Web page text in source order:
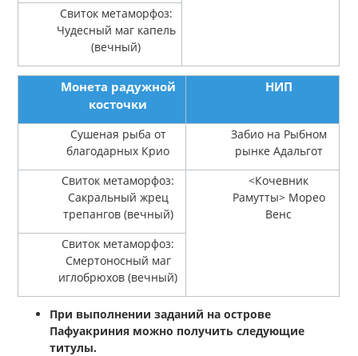
Свиток метаморфоз:
Чудесный маг капель
(вечный)
Монета радужной
косточки
НИП
Сушеная рыба от
благодарных Крио
Забио на Рыбном
рынке Адальгот
Свиток метаморфоз:
Сакральный жрец
трепангов (вечный)
<Кочевник
Рамутты> Морео
Венс
Свиток метаморфоз:
Смертоносный маг
иглобрюхов (вечный)
При выполнении заданий на острове
Пафуакриния можно получить следующие
титулы.